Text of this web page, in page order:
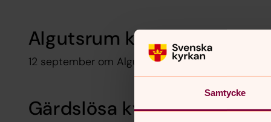
Samtycke
Algutsrum kyrka
12 september om Algutsrums kyrka invid
Gärdslösa kyrka